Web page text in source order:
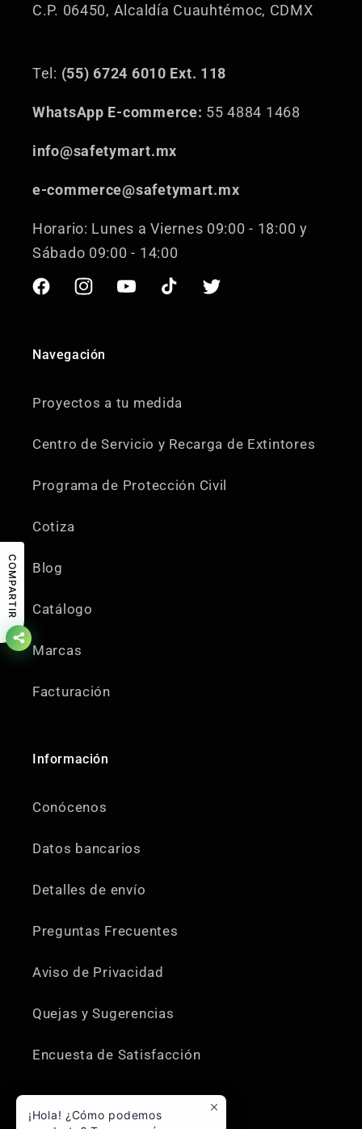
C.P. 06450, Alcaldía Cuauhtémoc, CDMX
Tel: (55) 6724 6010 Ext. 118
WhatsApp E-commerce: 55 4884 1468
info@safetymart.mx
e-commerce@safetymart.mx
Horario: Lunes a Viernes 09:00 - 18:00 y
Sábado 09:00 - 14:00
FacebookInstagramYouTubeTikTok Twitter
Navegación
Proyectos a tu medida
Centro de Servicio y Recarga de Extintores
Programa de Protección Civil
Cotiza
Blog
Catálogo
Marcas
Facturación
Información
Conócenos
Datos bancarios
Detalles de envío
Preguntas Frecuentes
Aviso de Privacidad
Quejas y Sugerencias
Encuesta de Satisfacción
¡Hola! ¿Cómo podemos
COMPARTIR